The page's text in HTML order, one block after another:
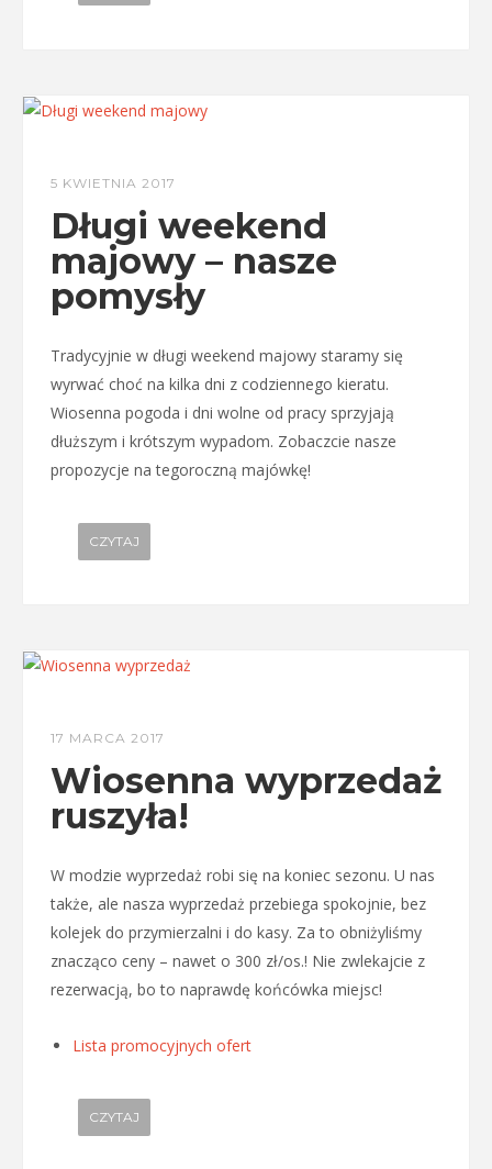
5 KWIETNIA 2017
Długi weekend
majowy – nasze
pomysły
Tradycyjnie w długi weekend majowy staramy się
wyrwać choć na kilka dni z codziennego kieratu.
Wiosenna pogoda i dni wolne od pracy sprzyjają
dłuższym i krótszym wypadom. Zobaczcie nasze
propozycje na tegoroczną majówkę!
CZYTAJ
17 MARCA 2017
Wiosenna wyprzedaż
ruszyła!
W modzie wyprzedaż robi się na koniec sezonu. U nas
także, ale nasza wyprzedaż przebiega spokojnie, bez
kolejek do przymierzalni i do kasy. Za to obniżyliśmy
znacząco ceny – nawet o 300 zł/os.! Nie zwlekajcie z
rezerwacją, bo to naprawdę końcówka miejsc!
Lista promocyjnych ofert
CZYTAJ